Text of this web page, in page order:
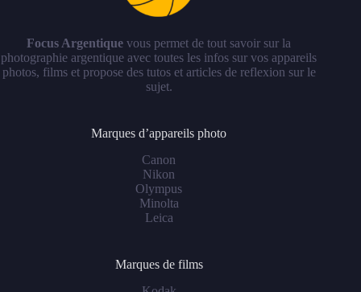
Focus Argentique vous permet de tout savoir sur la
photographie argentique avec toutes les infos sur vos appareils
photos, films et propose des tutos et articles de reflexion sur le
sujet.
Marques d’appareils photo
Canon
Nikon
Olympus
Minolta
Leica
Marques de films